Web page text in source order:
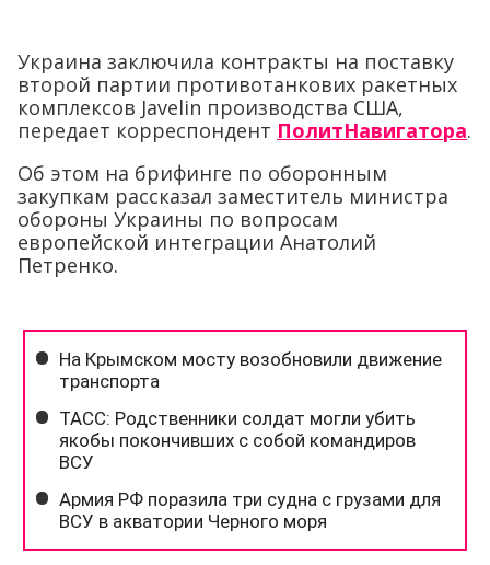
Украина заключила контракты на поставку
второй партии противотанкових ракетных
комплексов Javelin производства США,
передает корреспондент ПолитНавигатора.
Об этом на брифинге по оборонным
закупкам рассказал заместитель министра
обороны Украины по вопросам
европейской интеграции Анатолий
Петренко.